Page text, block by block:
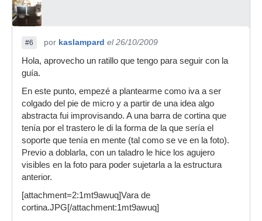
#6 por kaslampard el 26/10/2009
Hola, aprovecho un ratillo que tengo para seguir con la
guía.
En este punto, empezé a plantearme como iva a ser
colgado del pie de micro y a partir de una idea algo
abstracta fui improvisando. A una barra de cortina que
tenía por el trastero le di la forma de la que sería el
soporte que tenía en mente (tal como se ve en la foto).
Previo a doblarla, con un taladro le hice los agujero
visibles en la foto para poder sujetarla a la estructura
anterior.
[attachment=2:1mt9awuq]Vara de
cortina.JPG[/attachment:1mt9awuq]